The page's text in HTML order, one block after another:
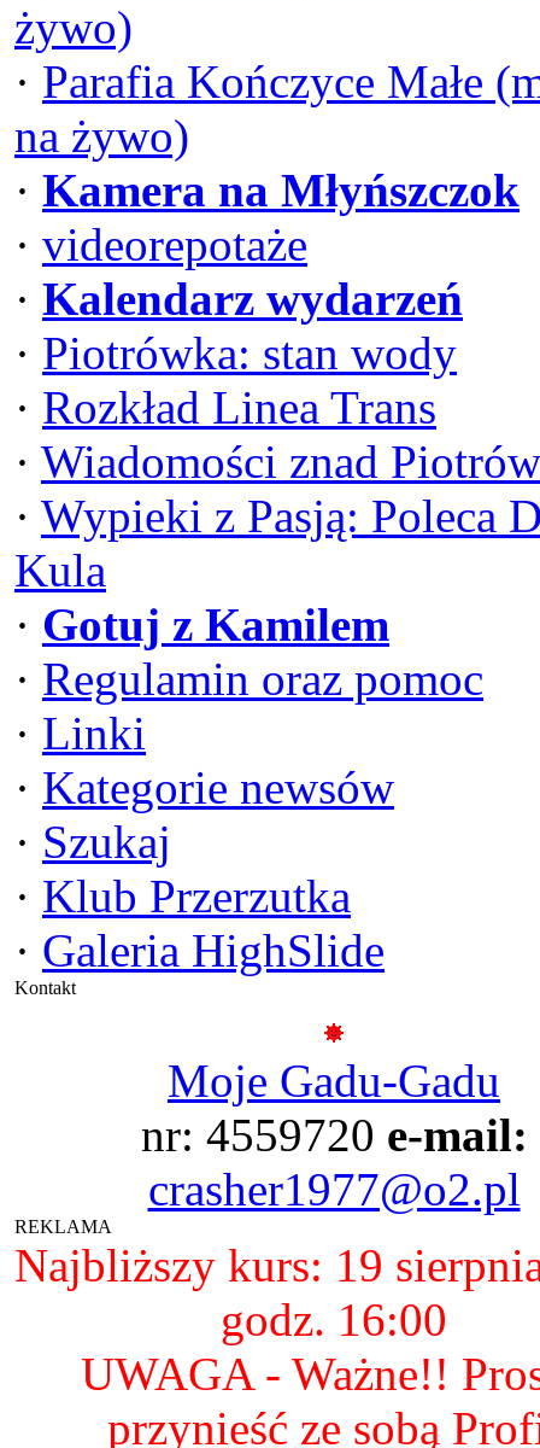
żywo)
· Parafia Kończyce Małe
na żywo)
· Kamera na Młyńszczok
· videorepotaże
· Kalendarz wydarzeń
· Piotrówka: stan wody
· Rozkład Linea Trans
· Wiadomości znad
· Wypieki z Pasją: Poleca
Kula
· Gotuj z Kamilem
· Regulamin oraz pomoc
· Linki
· Kategorie newsów
· Szukaj
· Klub Przerzutka
· Galeria HighSlide
Kontakt
Moje Gadu-Gadu
nr: 4559720 e-mail:
crasher1977@o2.pl
REKLAMA
Najbliższy kurs: 19
godz. 16:00
UWAGA - Ważne!!
przynieść ze sobą